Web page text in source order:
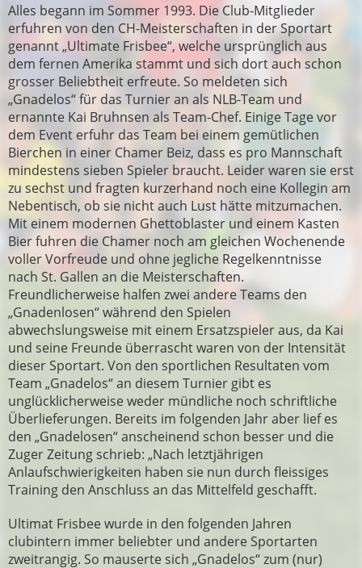
Alles begann im Sommer 1993. Die Club-Mitglieder
erfuhren von den CH-Meisterschaften in der Sportart
genannt „Ultimate Frisbee“, welche ursprünglich aus
dem fernen Amerika stammt und sich dort auch schon
grosser Beliebtheit erfreute. So meldeten sich
„Gnadelos“ für das Turnier an als NLB-Team und
ernannte Kai Bruhnsen als Team-Chef. Einige Tage vor
dem Event erfuhr das Team bei einem gemütlichen
Bierchen in einer Chamer Beiz, dass es pro Mannschaft
mindestens sieben Spieler braucht. Leider waren sie erst
zu sechst und fragten kurzerhand noch eine Kollegin am
Nebentisch, ob sie nicht auch Lust hätte mitzumachen.
Mit einem modernen Ghettoblaster und einem Kasten
Bier fuhren die Chamer noch am gleichen Wochenende
voller Vorfreude und ohne jegliche Regelkenntnisse
nach St. Gallen an die Meisterschaften.
Freundlicherweise halfen zwei andere Teams den
„Gnadenlosen“ während den Spielen
abwechslungsweise mit einem Ersatzspieler aus, da Kai
und seine Freunde überrascht waren von der Intensität
dieser Sportart. Von den sportlichen Resultaten vom
Team „Gnadelos“ an diesem Turnier gibt es
unglücklicherweise weder mündliche noch schriftliche
Überlieferungen. Bereits im folgenden Jahr aber lief es
den „Gnadelosen“ anscheinend schon besser und die
Zuger Zeitung schrieb: „Nach letztjährigen
Anlaufschwierigkeiten haben sie nun durch fleissiges
Training den Anschluss an das Mittelfeld geschafft.
Ultimat Frisbee wurde in den folgenden Jahren
clubintern immer beliebter und andere Sportarten
zweitrangig. So mauserte sich „Gnadelos“ zum (nur)